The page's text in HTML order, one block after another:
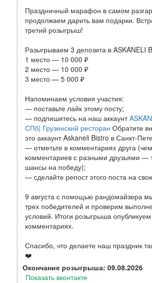
Праздничный марафон в самом
продолжаем дарить вам подарки.
третий розыгрыш!
Разыгрываем 3 депозита в ASKANELI
1 место — 10 000 ₽
2 место — 10 000 ₽
3 место — 5 000 ₽
Напоминаем условия участия:
— поставьте лайк этому посту;
— подпишитесь на наш аккаунт
СПб| Грузинский ресторан Обратите
это аккаунт Askaneli Bistro в Санкт-
— отметьте в комментариях друга
комментариев с разными друзьями
шансы на победу);
— сделайте репост этого поста на
9 августа с помощью рандомайзера
трех победителей и проверим
условий. Итоги розыгрыша
комментариях.
Спасибо, что делаете наш праздник
❤️
Окончание розыгрыша: 09.08.2026
Показать вконтакте